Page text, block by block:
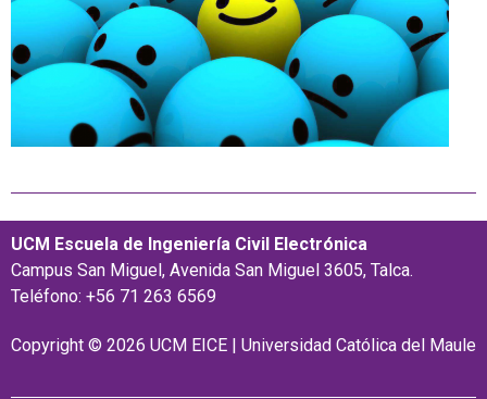
UCM Escuela de Ingeniería Civil Electrónica
Campus San Miguel, Avenida San Miguel 3605, Talca.
Teléfono: +56 71 263 6569
Copyright © 2026 UCM EICE | Universidad Católica del Maule